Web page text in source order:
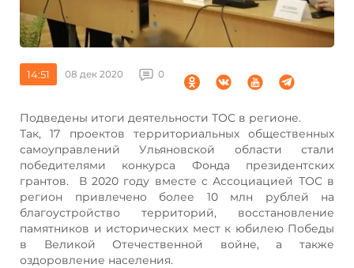
14:51 08 дек 2020 0
Подведены итоги деятельности ТОС в регионе.
Так, 17 проектов территориальных общественных
самоуправлений Ульяновской области стали
победителями конкурса Фонда президентских
грантов. В 2020 году вместе с Ассоциацией ТОС в
регион привлечено более 10 млн рублей на
благоустройство территорий, восстановление
памятников и исторических мест к юбилею Победы
в Великой Отечественной войне, а также
оздоровление населения.